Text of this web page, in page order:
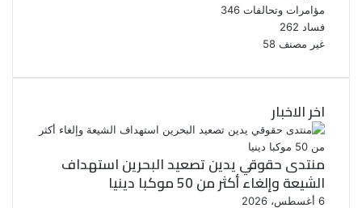
مؤامرات وتحالفات 346
فساد 262
غير مصنف 58
اخر الاخبار
منتدى حقوقي يدين تصعيد البحرين استهداف
الشيعة وإلغاء أكثر من 50 موكبا دينيا
6 أغسطس، 2026